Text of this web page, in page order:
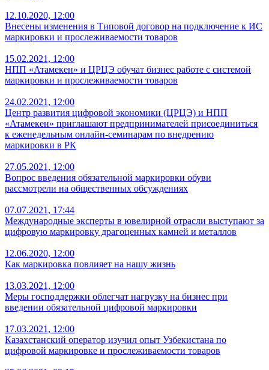
12.10.2020, 12:00
Внесены изменения в Типовой договор на подключение к ИС
маркировки и прослеживаемости товаров
15.02.2021, 12:00
НПП «Атамекен» и ЦРЦЭ обучат бизнес работе с системой
маркировки и прослеживаемости товаров
24.02.2021, 12:00
Центр развития цифровой экономики (ЦРЦЭ) и НПП
«Атамекен» приглашают предпринимателей присоединиться
к еженедельным онлайн-семинарам по внедрению
маркировки в РК
27.05.2021, 12:00
Вопрос введения обязательной маркировки обуви
рассмотрели на общественных обсуждениях
07.07.2021, 17:44
Международные эксперты в ювелирной отрасли выступают за
цифровую маркировку драгоценных камней и металлов
12.06.2020, 12:00
Как маркировка повлияет на нашу жизнь
13.03.2021, 12:00
Меры господдержки облегчат нагрузку на бизнес при
введении обязательной цифровой маркировки
17.03.2021, 12:00
Казахстанский оператор изучил опыт Узбекистана по
цифровой маркировке и прослеживаемости товаров